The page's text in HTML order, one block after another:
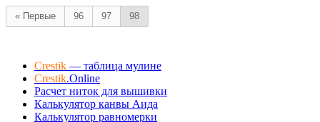
о
с
у
й
п
а
л
е
ц
в
н
и
о
й
а
л
е
ц
в
в
е
« Первые 96 97 98
Crestik — таблица мулине
Crestik.Online
Расчет ниток для вышивки
Калькулятор канвы Аида
Калькулятор равномерки